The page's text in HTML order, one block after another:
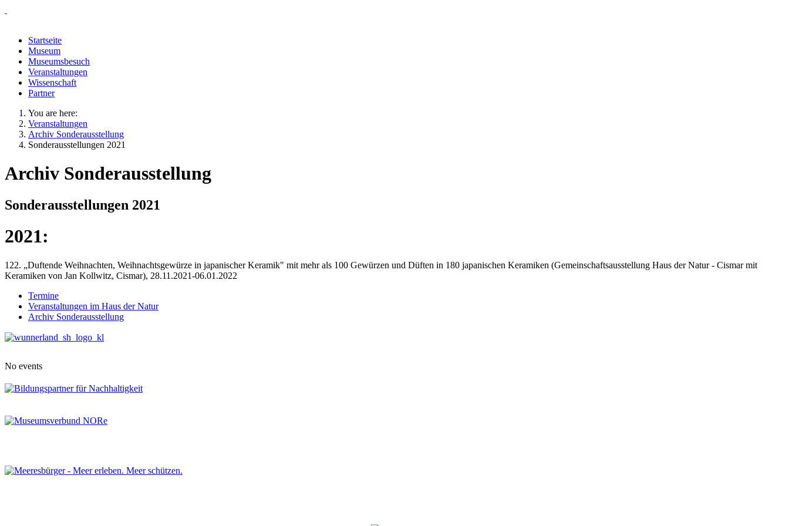
Startseite
Museum
Museumsbesuch
Veranstaltungen
Wissenschaft
Partner
You are here:
Veranstaltungen
Archiv Sonderausstellung
Sonderausstellungen 2021
Archiv Sonderausstellung
Sonderausstellungen 2021
2021:
122. „Duftende Weihnachten, Weihnachtsgewürze in japanischer Keramik" mit mehr als 100 Gewürzen und Düften in 180 japanischen Keramiken (Gemeinschaftsausstellung Haus der Natur - Cismar mit
Keramiken von Jan Kollwitz, Cismar), 28.11.2021-06.01.2022
Termine
Veranstaltungen im Haus der Natur
Archiv Sonderausstellung
No events